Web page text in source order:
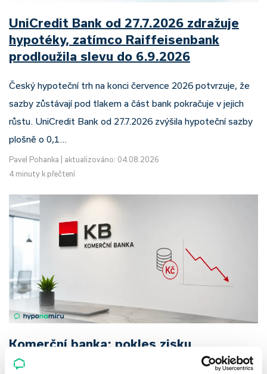
UniCredit Bank od 27.7.2026 zdražuje
hypotéky, zatímco Raiffeisenbank
prodloužila slevu do 6.9.2026
Český hypoteční trh na konci července 2026 potvrzuje, že
sazby zůstávají pod tlakem a část bank pokračuje v jejich
růstu. UniCredit Bank od 27.7.2026 zvýšila hypoteční sazby
plošně o 0,1…
Pavel Pohanka
aktualizováno: 04.08.2026
4 minuty k přečtení
Komerční banka: pokles zisku
neznamená slabší banku